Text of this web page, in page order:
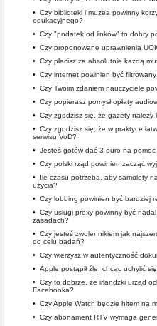
• Czy biblioteki i muzea powinny
edukacyjnego?
• Czy "podatek od linków" to dobry
• Czy proponowane uprawnienia
• Czy płacisz za absolutnie każdą
• Czy internet powinien być
• Czy Twoim zdaniem nauczyciele
• Czy popierasz pomysł opłaty
• Czy zgodzisz się, że gazety należy
• Czy zgodzisz się, że w praktyce
serwisu VoD?
• Jesteś gotów dać 3 euro na pomoc
• Czy polski rząd powinien zacząć
• Ile czasu potrzeba, aby samoloty
użycia?
• Czy lobbing powinien być bardziej
• Czy usługi proxy powinny być
zasadach?
• Czy jesteś zwolennikiem jak
do celu badań?
• Czy wierzysz w autentyczność
• Apple postąpił źle, chcąc uchylić
• Czy to dobrze, że irlandzki urząd
Facebooka?
• Czy Apple Watch będzie hitem na
• Czy abonament RTV wymaga